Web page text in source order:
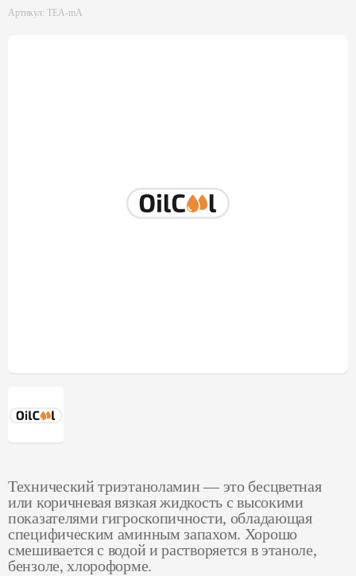
Артикул: TEA-mA
Технический триэтаноламин — это бесцветная
или коричневая вязкая жидкость с высокими
показателями гигроскопичности, обладающая
специфическим аминным запахом. Хорошо
смешивается с водой и растворяется в этаноле,
бензоле, хлороформе.